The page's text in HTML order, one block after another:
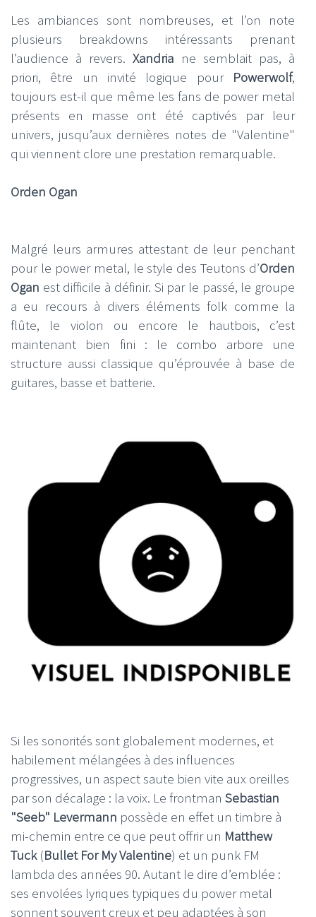
Les ambiances sont nombreuses, et l’on note
plusieurs breakdowns intéressants prenant
l’audience à revers.Xandria ne semblait pas, à
priori, être un invité logique pour Powerwolf,
toujours est-il que même les fans de power metal
présents en masse ont été captivés par leur
univers, jusqu’aux dernières notes de "Valentine"
qui viennent clore une prestation remarquable.
Orden Ogan
Malgré leurs armures attestant de leur penchant
pour le power metal, le style des Teutons d’Orden
Ogan est difficile à définir. Si par le passé, le groupe
a eu recours à divers éléments folk comme la
flûte, le violon ou encore le hautbois, c’est
maintenant bien fini : le combo arbore une
structure aussi classique qu’éprouvée à base de
guitares, basse et batterie.
Si les sonorités sont globalement modernes, et
habilement mélangées à des influences
progressives, un aspect saute bien vite aux oreilles
par son décalage : la voix. Le frontman Sebastian
"Seeb" Levermann possède en effet un timbre à
mi-chemin entre ce que peut offrir un Matthew
Tuck (Bullet For My Valentine) et un punk FM
lambda des années 90. Autant le dire d’emblée :
ses envolées lyriques typiques du power metal
sonnent souvent creux et peu adaptées à son